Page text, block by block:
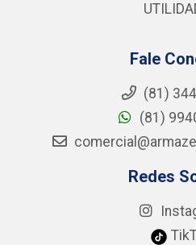
Fale
(81)
(81)
Redes